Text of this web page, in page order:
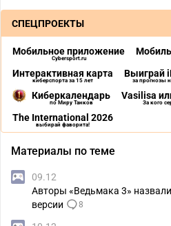
СПЕЦПРОЕКТЫ
Мобильное приложение
Cybersport.ru
Интерактивная карта
киберспорта за 15 лет
Выиграй
за прогнозы
Киберкалендарь
по Миру Танков
Vasilisa
За кого
The International 2026
выбирай фаворита!
Материалы по теме
09.12
Авторы «Ведьмака 3»
версии
8